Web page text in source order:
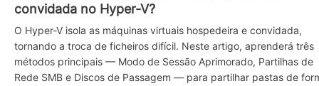
convidada no Hyper-V?
O Hyper-V isola as máquinas virtuais hospedeira e convidada,
tornando a troca de ficheiros difícil. Neste artigo, aprenderá três
métodos principais — Modo de Sessão Aprimorado, Partilhas de
Rede SMB e Discos de Passagem — para partilhar pastas de